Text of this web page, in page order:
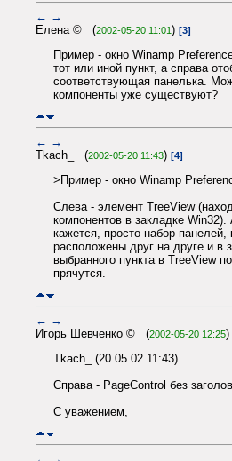
← →
Елена © (2002-05-20 11:01) [3]
Пример - окно Winamp
тот или иной пункт, а справа
соответствующая панелька.
компоненты уже существуют?
← →
Tkach_ (2002-05-20 11:43) [4]
>Пример - окно Winamp
Слева - элемент TreeView
компонентов в закладке
кажется, просто набор панелей,
расположены друг на друге и в
выбранного пункта в TreeView
прячутся.
← →
Игорь Шевченко © (2002-05-20 12:25)
Tkach_ (20.05.02 11:43)
Справа - PageControl без
С уважением,